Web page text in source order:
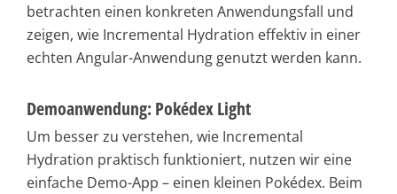
betrachten einen konkreten Anwendungsfall und
zeigen, wie Incremental Hydration effektiv in einer
echten Angular-Anwendung genutzt werden kann.
Demoanwendung: Pokédex Light
Um besser zu verstehen, wie Incremental
Hydration praktisch funktioniert, nutzen wir eine
einfache Demo-App – einen kleinen Pokédex. Beim